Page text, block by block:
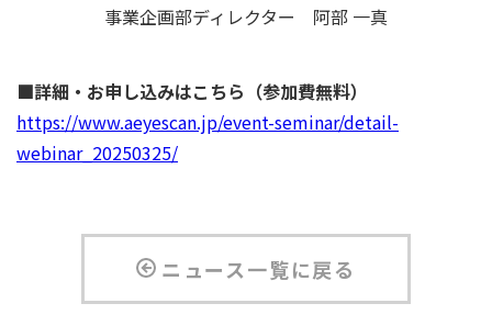
事業企画部ディレクター 阿部 一真
■詳細・お申し込みはこちら（参加費無料）
https://www.aeyescan.jp/event-seminar/detail-
webinar_20250325/
ニュース一覧に戻る